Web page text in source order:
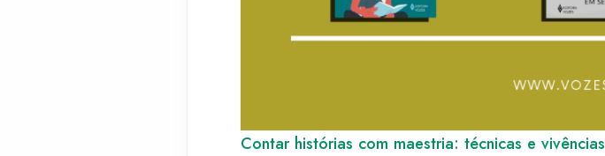
Contar histórias com maestria: técnicas e vivências